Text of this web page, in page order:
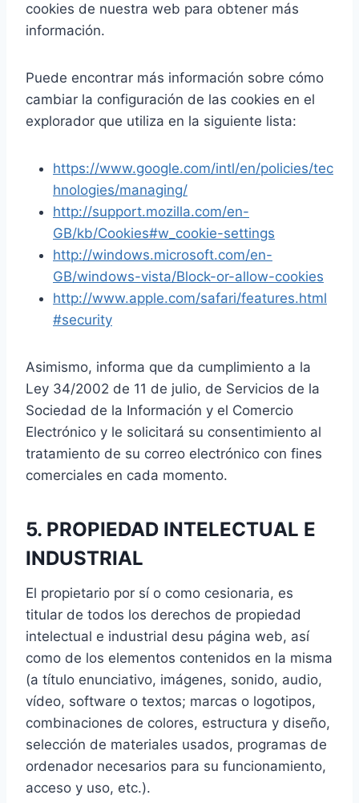
cookies de nuestra web para obtener más
información.
Puede encontrar más información sobre cómo
cambiar la configuración de las cookies en el
explorador que utiliza en la siguiente lista:
https://www.google.com/intl/en/policies/tec
hnologies/managing/
http://support.mozilla.com/en-
GB/kb/Cookies#w_cookie-settings
http://windows.microsoft.com/en-
GB/windows-vista/Block-or-allow-cookies
http://www.apple.com/safari/features.html
#security
Asimismo, informa que da cumplimiento a la
Ley 34/2002 de 11 de julio, de Servicios de la
Sociedad de la Información y el Comercio
Electrónico y le solicitará su consentimiento al
tratamiento de su correo electrónico con fines
comerciales en cada momento.
5. PROPIEDAD INTELECTUAL E
INDUSTRIAL
El propietario por sí o como cesionaria, es
titular de todos los derechos de propiedad
intelectual e industrial desu página web, así
como de los elementos contenidos en la misma
(a título enunciativo, imágenes, sonido, audio,
vídeo, software o textos; marcas o logotipos,
combinaciones de colores, estructura y diseño,
selección de materiales usados, programas de
ordenador necesarios para su funcionamiento,
acceso y uso, etc.).